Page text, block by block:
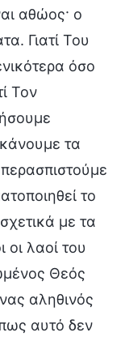
αθώος· ο
Γιατί Του
όσο
Τον
τα
το
με τα
οι λαοί του
Θεός
αληθινός
αυτό δεν